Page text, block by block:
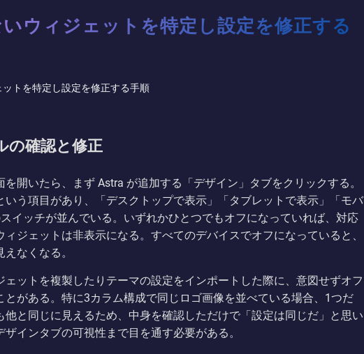
ウィジェットを特定し設定を修正する
の確認と修正
を開いたら、まず Astra が追加する「デザイン」タブをクリックする。
いう項目があり、「デスクトップで表示」「タブレットで表示」「モバ
イッチが並んでいる。いずれかひとつでもオフになっていれば、対応
ジェットは非表示になる。すべてのデバイスでオフになっていると、
なくなる。
ェットを複製したりテーマの設定をインポートした際に、意図せずオフ
とがある。特に3カラム構成で同じロゴ画像を並べている場合、1つだ
他と同じに見えるため、中身を確認しただけで「設定は同じだ」と思い
インタブの可視性まで目を通す必要がある。